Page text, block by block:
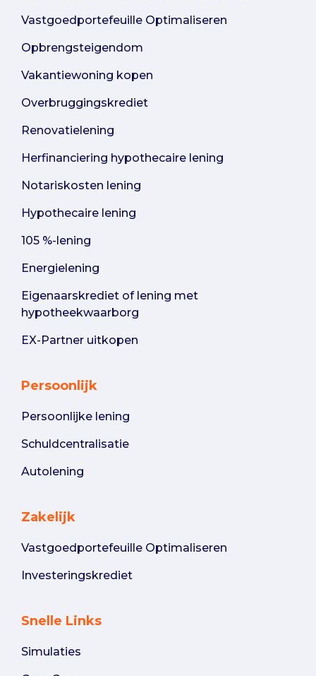
Vastgoedportefeuille Optimaliseren
Opbrengsteigendom
Vakantiewoning kopen
Overbruggingskrediet
Renovatielening
Herfinanciering hypothecaire lening
Notariskosten lening
Hypothecaire lening
105 %-lening
Energielening
Eigenaarskrediet of lening met
hypotheekwaarborg
EX-Partner uitkopen
Persoonlijk
Persoonlijke lening
Schuldcentralisatie
Autolening
Zakelijk
Vastgoedportefeuille Optimaliseren
Investeringskrediet
Snelle Links
Simulaties